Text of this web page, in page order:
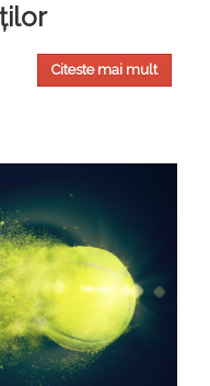
Citeste mai mult